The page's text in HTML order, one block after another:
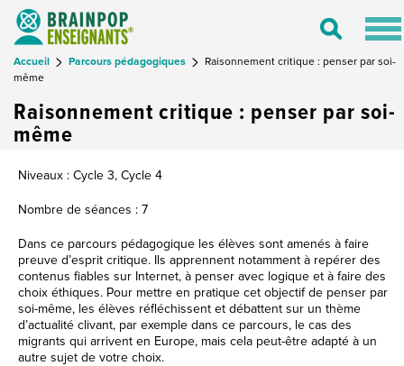
Toggle
Accueil Parcours pédagogiques
Raisonnement critique : penser par soi-
même
Raisonnement critique : penser par soi-
même
Niveaux : Cycle 3, Cycle 4
Nombre de séances : 7
Dans ce parcours pédagogique les élèves sont amenés à faire
preuve d’esprit critique. Ils apprennent notamment à repérer des
contenus fiables sur Internet, à penser avec logique et à faire des
choix éthiques. Pour mettre en pratique cet objectif de penser par
soi-même, les élèves réfléchissent et débattent sur un thème
d’actualité clivant, par exemple dans ce parcours, le cas des
migrants qui arrivent en Europe, mais cela peut-être adapté à un
autre sujet de votre choix.